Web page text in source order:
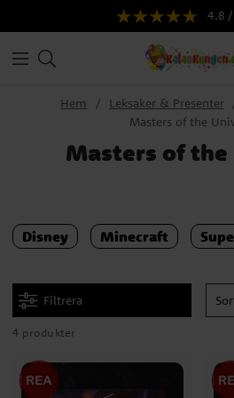
4.8
Hem Leksaker & Presenter
Masters of the
Masters of the
Disney Minecraft
Filtrera
4 produkter